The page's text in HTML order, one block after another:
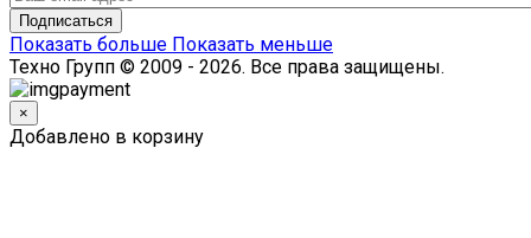
Подписаться
Показать больше Показать меньше
Техно Групп © 2009 - 2026. Все права защищены.
×
Добавлено в корзину